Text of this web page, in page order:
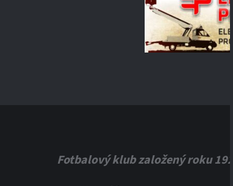
Fotbalový klub založený roku 1920